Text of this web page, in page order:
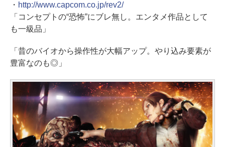
・ http://www.capcom.co.jp/rev2/
「コンセプトの“恐怖”にブレ無し。エンタメ作品として
も一級品」
「昔のバイオから操作性が大幅アップ。やり込み要素が
豊富なのも◎」